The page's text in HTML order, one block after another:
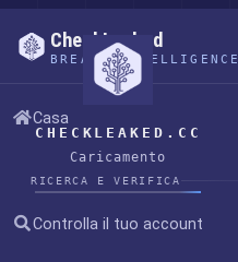
CHECKLEAKED.CC
Caricamento
CheckLeaked
BREACH INTELLIGENCE
Casa
RICERCA E VERIFICA
Controlla il tuo account